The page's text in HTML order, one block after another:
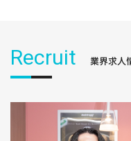
Recruit 業界求人